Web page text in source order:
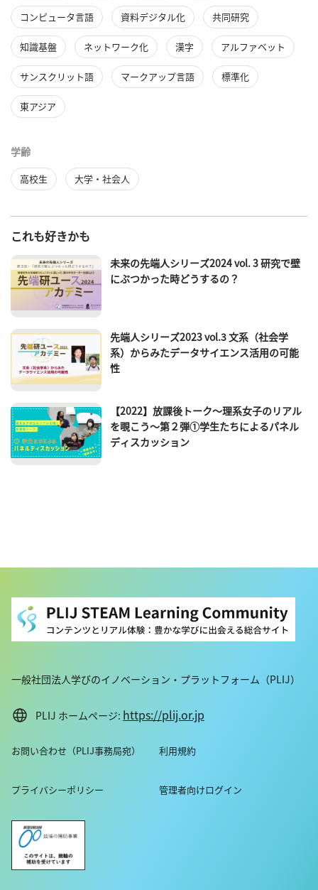
コンピュータ言語 資料デジタル化 共同研究
知識基盤 ネットワーク化 漢字 アルファベット
サンスクリット語 マークアップ言語 標準化
東アジア
学齢
高校生 大学・社会人
これも好きかも
未来の先端人シリーズ2024 vol. 3 研究で壁
にぶつかった時どうするの？
先端人シリーズ2023 vol.3 文系（社会学
系）からみたデータサイエンス活用の可能
性
【2022】放課後トーク～理系女子のリアル
を覗こう～第２弾①学生たちによるパネル
ディスカッション
一般社団法人学びのイノベーション・プラットフォーム（PLIJ）
PLIJ ホームページ: https://plij.or.jp
お問い合わせ（PLIJ事務局宛） 利用規約
プライバシーポリシー 管理者向けログイン